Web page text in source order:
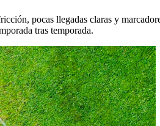
pocas llegadas claras y
tras temporada.